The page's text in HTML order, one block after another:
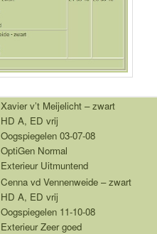
Xavier v’t Meijelicht – zwart
HD A, ED vrij
Oogspiegelen 03-07-08
OptiGen Normal
Exterieur Uitmuntend
Cenna vd Vennenweide – zwart
HD A, ED vrij
Oogspiegelen 11-10-08
Exterieur Zeer goed